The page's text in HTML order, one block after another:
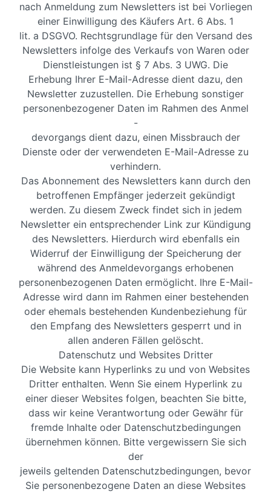
nach Anmeldung zum Newsletters ist bei Vorliegen
einer Einwilligung des Käufers Art. 6 Abs. 1
lit. a DSGVO. Rechtsgrundlage für den Versand des
Newsletters infolge des Verkaufs von Waren oder
Dienstleistungen ist § 7 Abs. 3 UWG. Die
Erhebung Ihrer E-Mail-Adresse dient dazu, den
Newsletter zuzustellen. Die Erhebung sonstiger
personenbezogener Daten im Rahmen des Anmel
-
devorgangs dient dazu, einen Missbrauch der
Dienste oder der verwendeten E-Mail-Adresse zu
verhindern.
Das Abonnement des Newsletters kann durch den
betroffenen Empfänger jederzeit gekündigt
werden. Zu diesem Zweck findet sich in jedem
Newsletter ein entsprechender Link zur Kündigung
des Newsletters. Hierdurch wird ebenfalls ein
Widerruf der Einwilligung der Speicherung der
während des Anmeldevorgangs erhobenen
personenbezogenen Daten ermöglicht. Ihre E-Mail-
Adresse wird dann im Rahmen einer bestehenden
oder ehemals bestehenden Kundenbeziehung für
den Empfang des Newsletters gesperrt und in
allen anderen Fällen gelöscht.
Datenschutz und Websites Dritter
Die Website kann Hyperlinks zu und von Websites
Dritter enthalten. Wenn Sie einem Hyperlink zu
einer dieser Websites folgen, beachten Sie bitte,
dass wir keine Verantwortung oder Gewähr für
fremde Inhalte oder Datenschutzbedingungen
übernehmen können. Bitte vergewissern Sie sich
der
jeweils geltenden Datenschutzbedingungen, bevor
Sie personenbezogene Daten an diese Websites